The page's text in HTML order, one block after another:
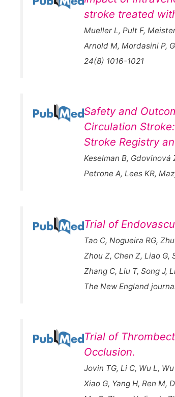
stroke treated
Mueller L, Pult F,
Arnold M, Mordasini P,
24(8) 1016-1021
Safety and
Circulation
Stroke Registry
Keselman B, Gdovinová
Petrone A, Lees KR,
Trial of
Tao C, Nogueira RG,
Zhou Z, Chen Z, Liao G,
Zhang C, Liu T, Song J,
The New England
Trial of
Occlusion.
Jovin TG, Li C, Wu L,
Xiao G, Yang H, Ren M,